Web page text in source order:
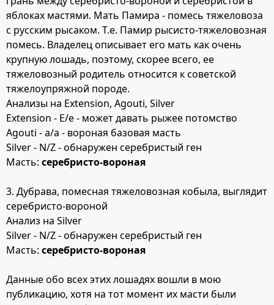
яблоках мастями. Мать Памира - помесь тяжеловоза
с русским рысаком. Т.е. Памир рысисто-тяжеловозная
помесь. Владелец описывает его мать как очень
крупную лошадь, поэтому, скорее всего, ее
тяжеловозный родитель относится к советской
тяжелоупряжной породе.
Анализы на Extension, Agouti, Silver
Extension - E/e - может давать рыжее потомство
Agouti - a/a - вороная базовая масть
Silver - N/Z - обнаружен серебристый ген
Масть: серебристо-вороная
3. Дубрава, помесная тяжеловозная кобыла, выглядит
серебристо-вороной
Анализ на Silver
Silver - N/Z - обнаружен серебристый ген
Масть: серебристо-вороная
Данные обо всех этих лошадях вошли в мою
публикацию, хотя на тот момент их масти были